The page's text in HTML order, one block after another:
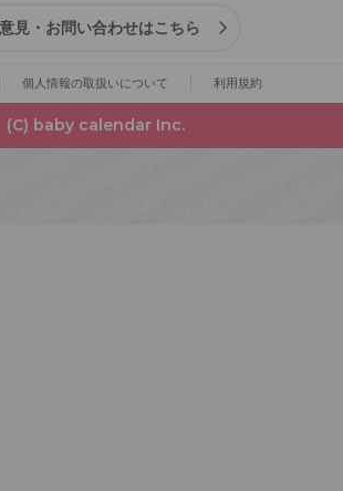
見・お問い合わせはこちら
個人情報の取扱いについて 利用規約
(C) baby calendar Inc.